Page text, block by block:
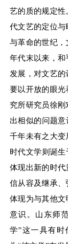
艺的质的规定性
代文艺的定位与
与革命的世纪，
年代末以来，
发展，对文艺的
要以开放的眼
究所研究员徐
出相似的问题
千年未有之大
时代文学则诞
体现出新的时代
信从容及继承、
体现为与其他
意识。山东师
学”这一具有时